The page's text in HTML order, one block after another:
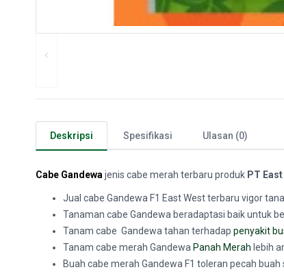
Deskripsi Spesifikasi Ulasan (0)
Cabe Gandewa jenis cabe merah terbaru produk PT
Jual cabe Gandewa F1 East West terbaru vigor
Tanaman cabe Gandewa beradaptasi baik untuk
Tanam cabe Gandewa tahan terhadap penyakit
Tanam cabe merah Gandewa Panah Merah lebih
Buah cabe merah Gandewa F1 toleran pecah